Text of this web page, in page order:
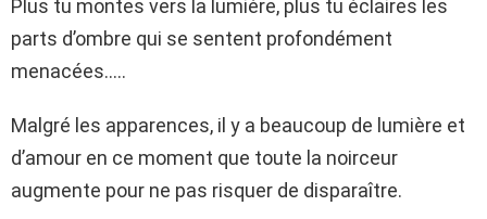
Plus tu montes vers la lumière, plus tu éclaires les
parts d’ombre qui se sentent profondément
menacées…..
Malgré les apparences, il y a beaucoup de lumière et
d’amour en ce moment que toute la noirceur
augmente pour ne pas risquer de disparaître.